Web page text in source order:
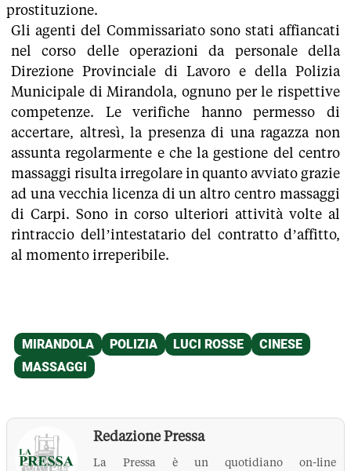
prostituzione.
Gli agenti del Commissariato sono stati affiancati
nel corso delle operazioni da personale della
Direzione Provinciale di Lavoro e della Polizia
Municipale di Mirandola, ognuno per le rispettive
competenze. Le verifiche hanno permesso di
accertare, altresì, la presenza di una ragazza non
assunta regolarmente e che la gestione del centro
massaggi risulta irregolare in quanto avviato grazie
ad una vecchia licenza di un altro centro massaggi
di Carpi. Sono in corso ulteriori attività volte al
rintraccio dell’intestatario del contratto d’affitto,
al momento irreperibile.
Redazione Pressa
La Pressa è un quotidiano on-line